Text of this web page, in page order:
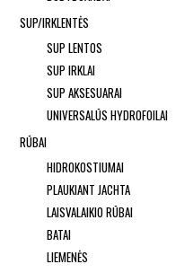
SUP/IRKLENTĖS
SUP LENTOS
SUP IRKLAI
SUP AKSESUARAI
UNIVERSALŪS HYDROFOILAI
RŪBAI
HIDROKOSTIUMAI
PLAUKIANT JACHTA
LAISVALAIKIO RŪBAI
BATAI
LIEMENĖS